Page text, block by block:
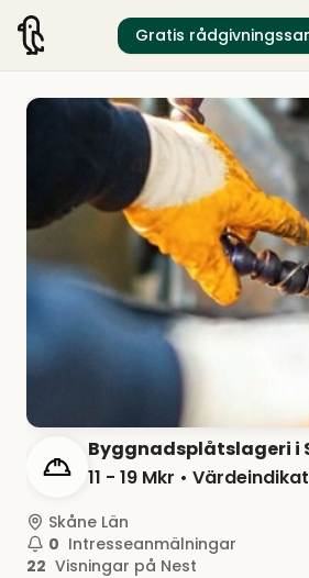
Gratis
Byggnadsplåtslageri i
11 - 19 Mkr •
Skåne Län
0 Intresseanmälningar
22 Visningar på Nest